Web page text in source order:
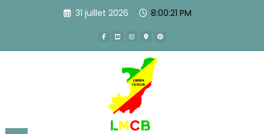
31 juillet 2026 8:00:22 PM